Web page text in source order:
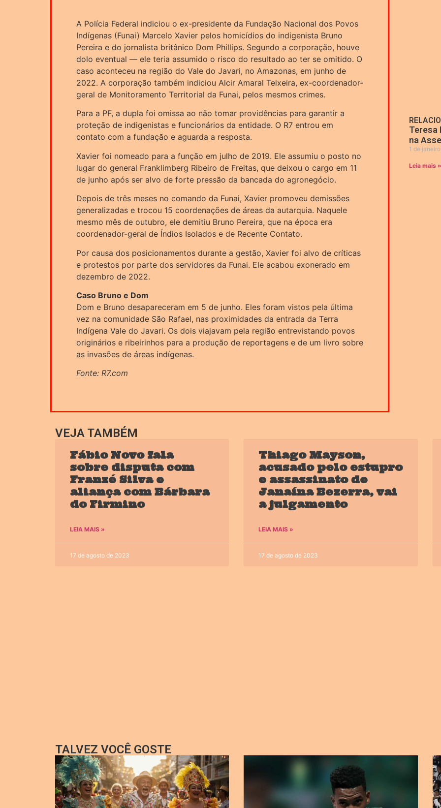
A Polícia Federal indiciou o ex-presidente da Fundação Nacional dos Povos
Indígenas (Funai) Marcelo Xavier pelos homicídios do indigenista Bruno
Pereira e do jornalista britânico Dom Phillips. Segundo a corporação, houve
dolo eventual — ele teria assumido o risco do resultado ao ter se omitido. O
caso aconteceu na região do Vale do Javari, no Amazonas, em junho de
2022. A corporação também indiciou Alcir Amaral Teixeira, ex-coordenador-
geral de Monitoramento Territorial da Funai, pelos mesmos crimes.
Para a PF, a dupla foi omissa ao não tomar providências para garantir a
proteção de indigenistas e funcionários da entidade. O R7 entrou em
contato com a fundação e aguarda a resposta.
Xavier foi nomeado para a função em julho de 2019. Ele assumiu o posto no
lugar do general Franklimberg Ribeiro de Freitas, que deixou o cargo em 11
de junho após ser alvo de forte pressão da bancada do agronegócio.
Depois de três meses no comando da Funai, Xavier promoveu demissões
generalizadas e trocou 15 coordenações de áreas da autarquia. Naquele
mesmo mês de outubro, ele demitiu Bruno Pereira, que na época era
coordenador-geral de Índios Isolados e de Recente Contato.
Por causa dos posicionamentos durante a gestão, Xavier foi alvo de críticas
e protestos por parte dos servidores da Funai. Ele acabou exonerado em
dezembro de 2022.
Caso Bruno e Dom
Dom e Bruno desapareceram em 5 de junho. Eles foram vistos pela última
vez na comunidade São Rafael, nas proximidades da entrada da Terra
Indígena Vale do Javari. Os dois viajavam pela região entrevistando povos
originários e ribeirinhos para a produção de reportagens e de um livro sobre
as invasões de áreas indígenas.
Fonte: R7.com
Teresa
na
1 de
Leia mais »
VEJA TAMBÉM
Fábio Novo fala
sobre disputa com
Franzé Silva e
aliança com Bárbara
do Firmino
LEIA MAIS »
17 de agosto de 2023
Thiago Mayson,
acusado pelo estupro
e assassinato de
Janaína Bezerra, vai
a julgamento
LEIA MAIS »
17 de agosto de 2023
TALVEZ VOCÊ GOSTE